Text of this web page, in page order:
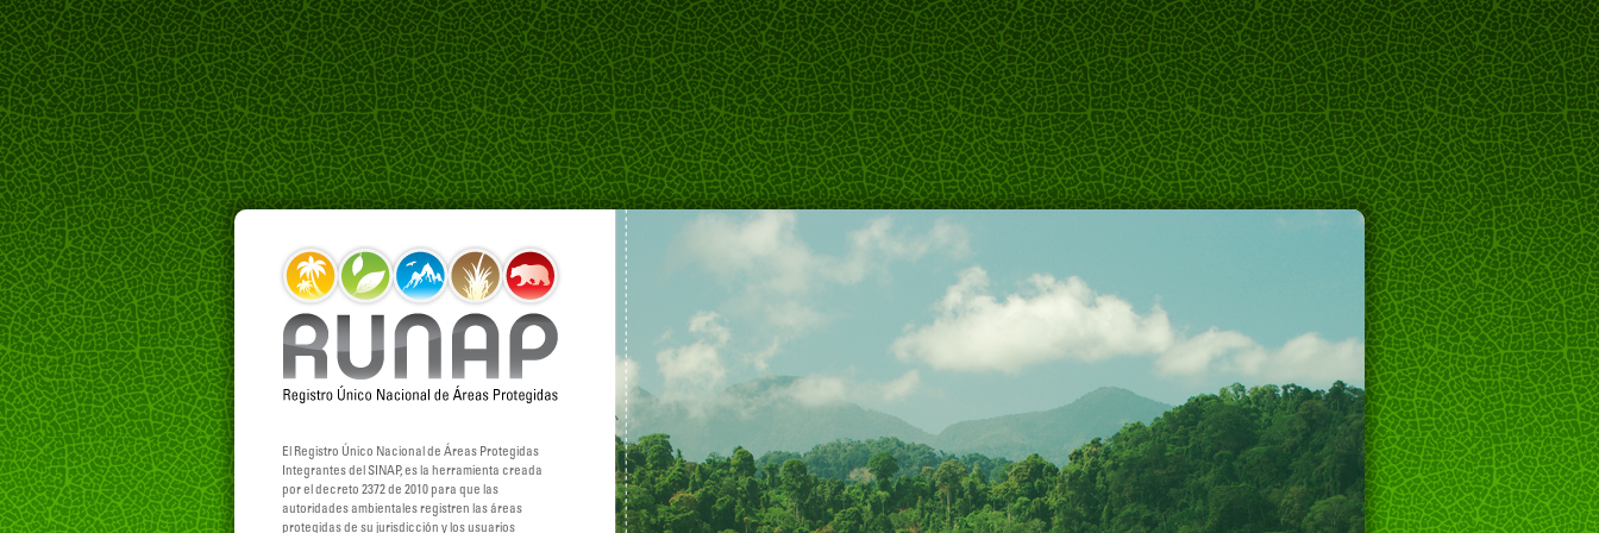
El Registro Único Nacional de Áreas Protegidas
Integrantes del SINAP, es la herramienta creada
por el decreto 2372 de 2010 para que las
autoridades ambientales registren las áreas
protegidas de su jurisdicción y los usuarios